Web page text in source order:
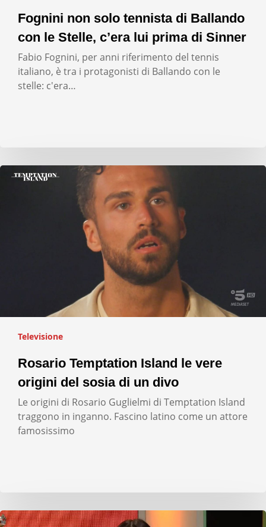
Fognini non solo tennista di Ballando
con le Stelle, c’era lui prima di Sinner
Fabio Fognini, per anni riferimento del tennis
italiano, è tra i protagonisti di Ballando con le
stelle: c'era…
Televisione
Rosario Temptation Island le vere
origini del sosia di un divo
Le origini di Rosario Guglielmi di Temptation Island
traggono in inganno. Fascino latino come un attore
famosissimo